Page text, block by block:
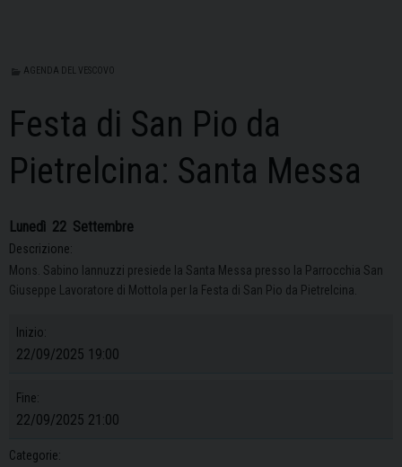
AGENDA DEL VESCOVO
Festa di San Pio da
Pietrelcina: Santa Messa
Lunedì 22 Settembre
Descrizione:
Mons. Sabino Iannuzzi presiede la Santa Messa presso la Parrocchia San
Giuseppe Lavoratore di Mottola per la Festa di San Pio da Pietrelcina.
Inizio:
22/09/2025 19:00
Fine:
22/09/2025 21:00
Categorie: